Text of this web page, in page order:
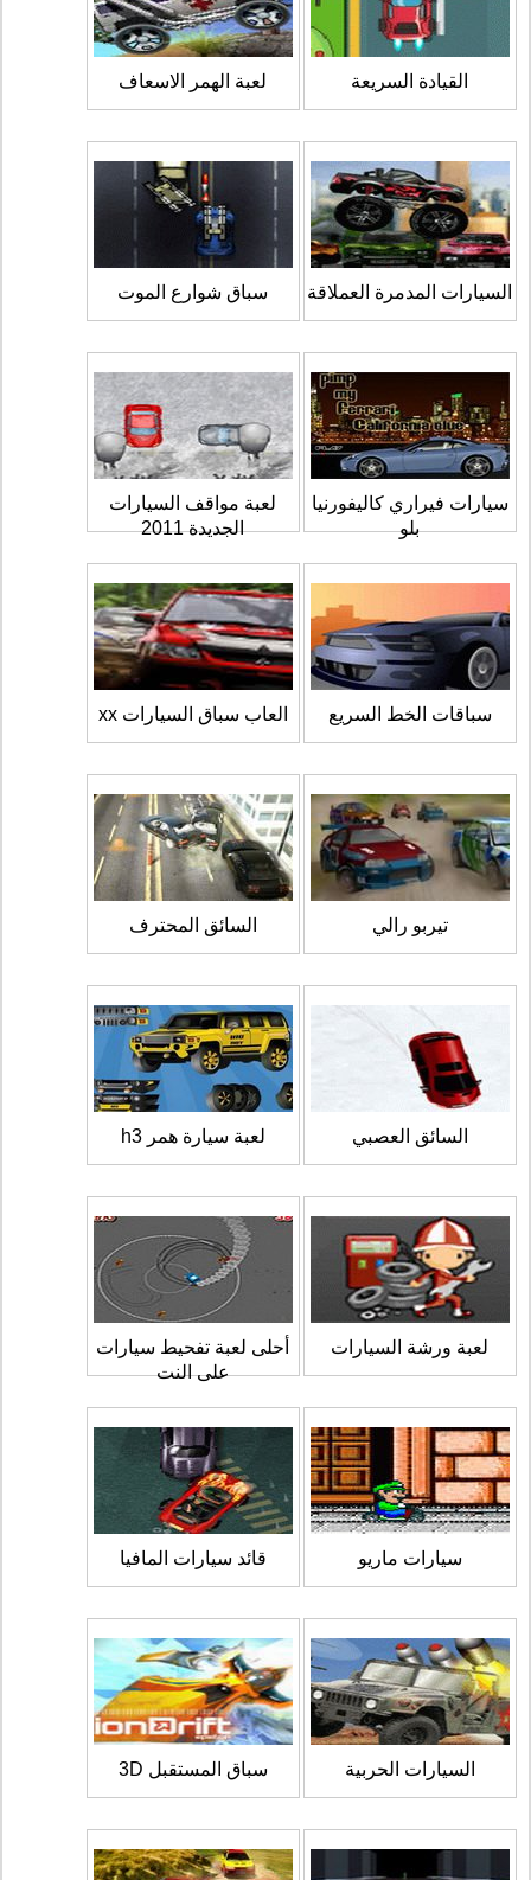
القيادة السريعة لعبة الهمر الاسعاف
السيارات المدمرة العملاقة سباق شوارع الموت
سيارات فيراري كاليفورنيا
بلو
لعبة مواقف السيارات
الجديدة 2011
سباقات الخط السريع العاب سباق السيارات xx
تيربو رالي السائق المحترف
السائق العصبي لعبة سيارة همر h3
لعبة ورشة السيارات
أحلى لعبة تفحيط سيارات
على النت
سيارات ماريو قائد سيارات المافيا
السيارات الحربية سباق المستقبل 3D